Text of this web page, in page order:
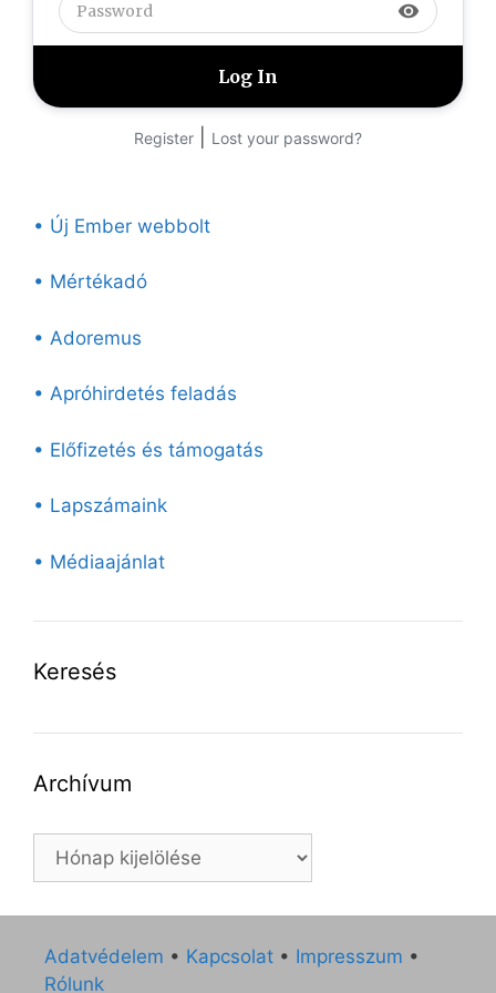
visibility
Register Lost your password?
• Új Ember webbolt
• Mértékadó
• Adoremus
• Apróhirdetés feladás
• Előfizetés és támogatás
• Lapszámaink
• Médiaajánlat
Keresés
Archívum
Archívum
Adatvédelem • Kapcsolat • Impresszum •
Rólunk